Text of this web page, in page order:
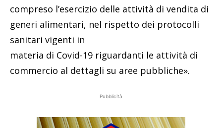
compreso l’esercizio delle attività di vendita di
generi alimentari, nel rispetto dei protocolli
sanitari vigenti in
materia di Covid-19 riguardanti le attività di
commercio al dettagli su aree pubbliche».
Pubblicità